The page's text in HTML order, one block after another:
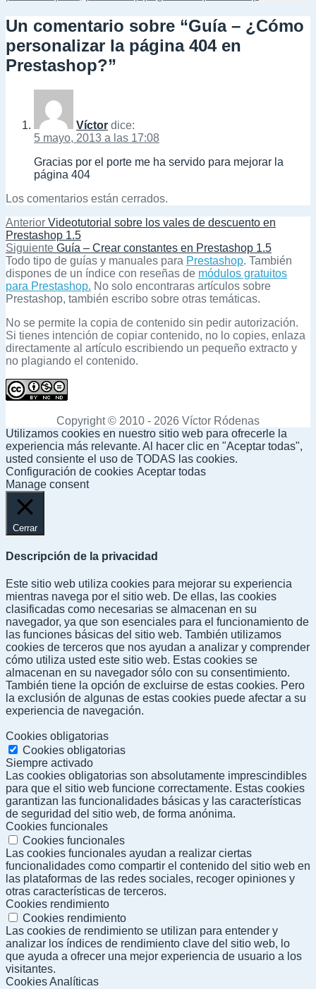
Un comentario sobre “Guía – ¿Cómo
personalizar la página 404 en
Prestashop?”
Víctor dice:
5 mayo, 2013 a las 17:08
Gracias por el porte me ha servido para mejorar la
página 404
Los comentarios están cerrados.
Navegación
de
entradas
Anterior Entrada
anterior:
Videotutorial sobre los vales de descuento en
Prestashop 1.5
Siguiente Entrada
siguiente:
Guía – Crear constantes en Prestashop 1.5
Todo tipo de guías y manuales para Prestashop. También
dispones de un índice con reseñas de módulos gratuitos
para Prestashop. No solo encontraras artículos sobre
Prestashop, también escribo sobre otras temáticas.
No se permite la copia de contenido sin pedir autorización.
Si tienes intención de copiar contenido, no lo copies, enlaza
directamente al artículo escribiendo un pequeño extracto y
no plagiando el contenido.
Copyright © 2010 - 2026 Víctor Ródenas
Utilizamos cookies en nuestro sitio web para ofrecerle la
experiencia más relevante. Al hacer clic en "Aceptar todas",
usted consiente el uso de TODAS las cookies.
Configuración de cookies Aceptar todas
Manage consent
Cerrar
Descripción de la privacidad
Este sitio web utiliza cookies para mejorar su experiencia
mientras navega por el sitio web. De ellas, las cookies
clasificadas como necesarias se almacenan en su
navegador, ya que son esenciales para el funcionamiento de
las funciones básicas del sitio web. También utilizamos
cookies de terceros que nos ayudan a analizar y comprender
cómo utiliza usted este sitio web. Estas cookies se
almacenan en su navegador sólo con su consentimiento.
También tiene la opción de excluirse de estas cookies. Pero
la exclusión de algunas de estas cookies puede afectar a su
experiencia de navegación.
Cookies obligatorias
Cookies obligatorias
Siempre activado
Las cookies obligatorias son absolutamente imprescindibles
para que el sitio web funcione correctamente. Estas cookies
garantizan las funcionalidades básicas y las características
de seguridad del sitio web, de forma anónima.
Cookies funcionales
Cookies funcionales
Las cookies funcionales ayudan a realizar ciertas
funcionalidades como compartir el contenido del sitio web en
las plataformas de las redes sociales, recoger opiniones y
otras características de terceros.
Cookies rendimiento
Cookies rendimiento
Las cookies de rendimiento se utilizan para entender y
analizar los índices de rendimiento clave del sitio web, lo
que ayuda a ofrecer una mejor experiencia de usuario a los
visitantes.
Cookies Analíticas